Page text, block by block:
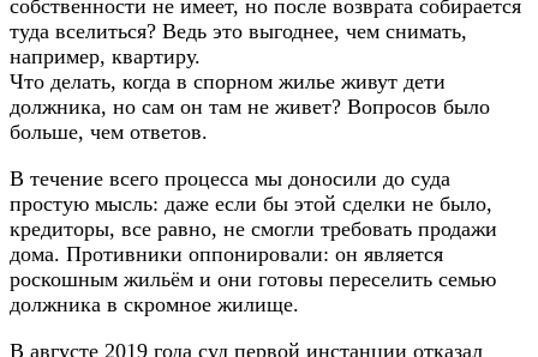
собственности не имеет, но после возврата собирается
туда вселиться? Ведь это выгоднее, чем снимать,
например, квартиру.
Что делать, когда в спорном жилье живут дети
должника, но сам он там не живет? Вопросов было
больше, чем ответов.
В течение всего процесса мы доносили до суда
простую мысль: даже если бы этой сделки не было,
кредиторы, все равно, не смогли требовать продажи
дома. Противники оппонировали: он является
роскошным жильём и они готовы переселить семью
должника в скромное жилище.
В августе 2019 года суд первой инстанции отказал